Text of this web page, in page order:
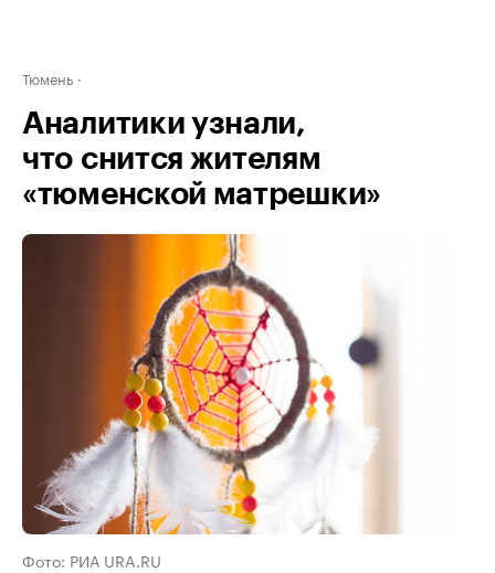
Тюмень
Аналитики узнали,
что снится жителям
«тюменской матрешки»
Фото: РИА URA.RU